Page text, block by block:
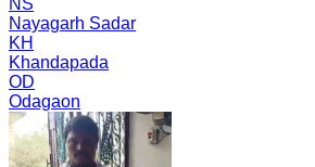
Nayagarh Sadar
KH
Khandapada
OD
Odagaon